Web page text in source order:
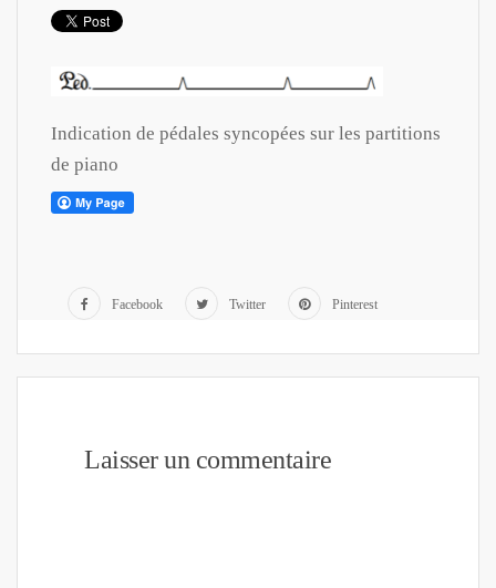
Indication de pédales syncopées sur les partitions
de piano
Facebook Twitter Pinterest
Laisser un commentaire